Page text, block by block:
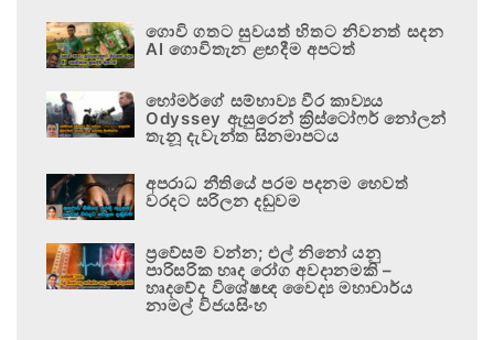
ගොවි ගතට සුවයත් හිතට නිවනත් සදන
AI ගොවිතැන ළඟදීම අපටත්
හෝමර්ගේ සම්භාව්‍ය වීර කාව්‍යය
Odyssey ඇසුරෙන් ක්‍රිස්ටෝෆර් නෝලන්
තැනූ දැවැන්ත සිනමාපටය
අපරාධ නීතියේ පරම පදනම හෙවත්
වරදට සරිලන දඬුවම
ප්‍රවේසම් වන්න; එල් නිනෝ යනු
පාරිසරික හෘද රෝග අවදානමකි –
හෘදවේද විශේෂඥ වෛද්‍ය මහාචාර්ය
නාමල් විජයසිංහ